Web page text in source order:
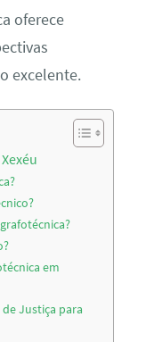
oferece
excelente.
em
Justiça para